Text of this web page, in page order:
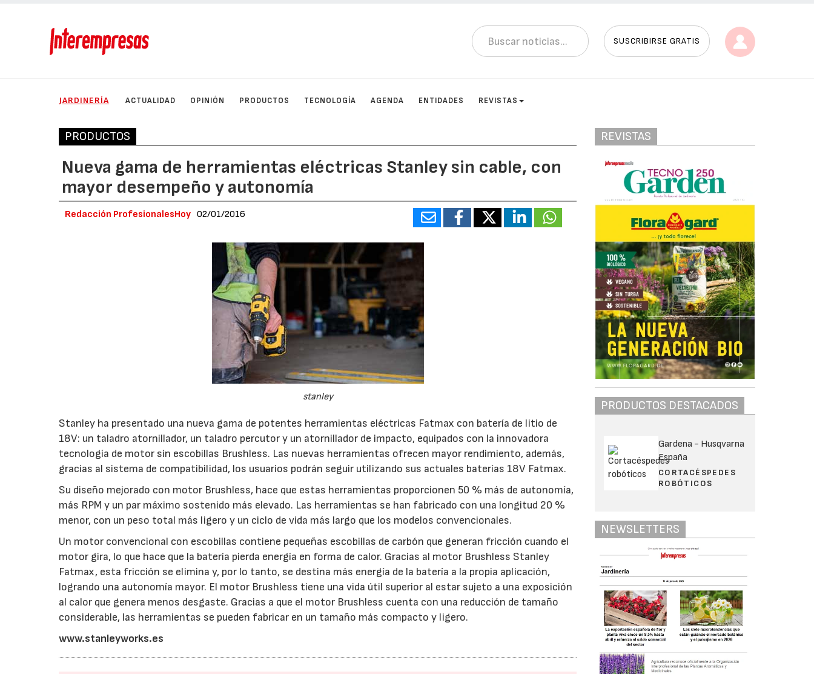
SUSCRIBIRSE GRATIS
JARDINERÍA ACTUALIDAD OPINIÓN PRODUCTOS TECNOLOGÍA AGENDA ENTIDADES REVISTAS
PRODUCTOS
Nueva gama de herramientas eléctricas Stanley sin cable, con
mayor desempeño y autonomía
Redacción ProfesionalesHoy 02/01/2016
stanley
Stanley ha presentado una nueva gama de potentes herramientas eléctricas Fatmax con batería de litio de
18V: un taladro atornillador, un taladro percutor y un atornillador de impacto, equipados con la innovadora
tecnología de motor sin escobillas Brushless. Las nuevas herramientas ofrecen mayor rendimiento, además,
gracias al sistema de compatibilidad, los usuarios podrán seguir utilizando sus actuales baterías 18V Fatmax.
Su diseño mejorado con motor Brushless, hace que estas herramientas proporcionen 50 % más de autonomía,
más RPM y un par máximo sostenido más elevado. Las herramientas se han fabricado con una longitud 20 %
menor, con un peso total más ligero y un ciclo de vida más largo que los modelos convencionales.
Un motor convencional con escobillas contiene pequeñas escobillas de carbón que generan fricción cuando el
motor gira, lo que hace que la batería pierda energía en forma de calor. Gracias al motor Brushless Stanley
Fatmax, esta fricción se elimina y, por lo tanto, se destina más energía de la batería a la propia aplicación,
logrando una autonomía mayor. El motor Brushless tiene una vida útil superior al estar sujeto a una exposición
al calor que genera menos desgaste. Gracias a que el motor Brushless cuenta con una reducción de tamaño
considerable, las herramientas se pueden fabricar en un tamaño más compacto y ligero.
www.stanleyworks.es
REVISTAS
PRODUCTOS DESTACADOS
Gardena - Husqvarna
España
CORTACÉSPEDES
ROBÓTICOS
NEWSLETTERS